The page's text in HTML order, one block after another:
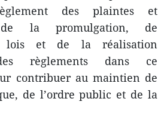
des plaintes et
de la promulgation, de
lois et de la réalisation
règlements dans ce
contribuer au maintien de
de l’ordre public et de la